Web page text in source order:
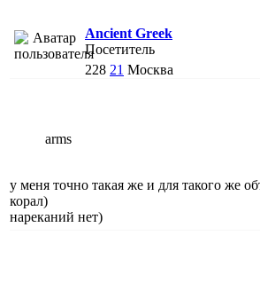
Ancient Greek
Посетитель
228 21 Москва
arms
у меня точно такая же и для такого же
корал)
нареканий нет)